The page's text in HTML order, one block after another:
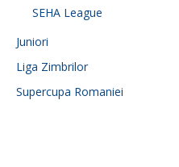
SEHA League
Juniori
Liga Zimbrilor
Supercupa Romaniei